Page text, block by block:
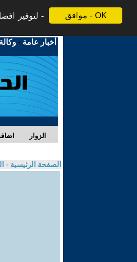
موافق - OK
لتوفير
أخبار عامة -
الزوار
الصفحة الرئيسية -